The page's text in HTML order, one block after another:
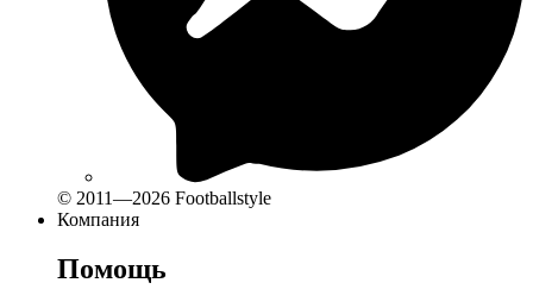
© 2011—2026 Footballstyle
Компания
Помощь